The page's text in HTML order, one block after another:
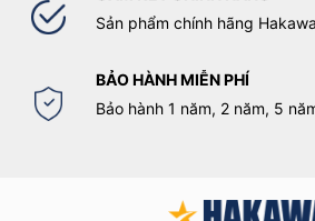
Sản phẩm chính hãng Hakawa
BẢO HÀNH MIỄN PHÍ
Bảo hành 1 năm, 2 năm, 5